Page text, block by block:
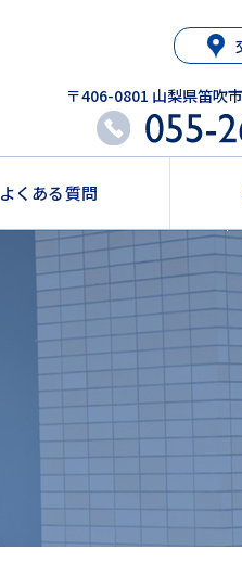
〒406-0801 山梨県笛吹
よくある質問